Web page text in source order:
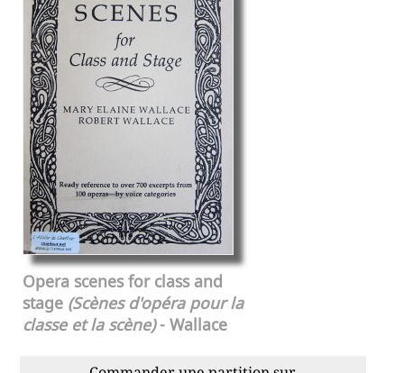
Opera scenes for class and
stage (Scènes d'opéra pour la
classe et la scène)- Wallace